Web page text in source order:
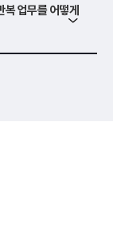
업무를 어떻게